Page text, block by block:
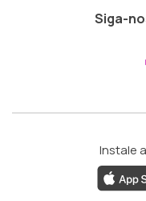
Siga-
Instale